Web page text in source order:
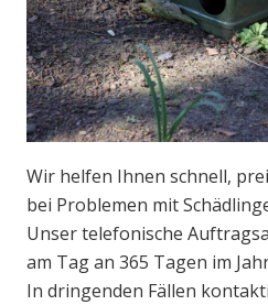
Wir helfen Ihnen schnell,
bei Problemen mit
Unser telefonische Auftragsannahme ist 24 Stunden
am Tag an 365 Tagen im Jahr zu für Sie
In dringenden Fällen